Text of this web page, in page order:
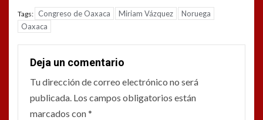
Tags: Congreso de Oaxaca Miriam Vázquez
Noruega
Oaxaca
Deja un comentario
Tu dirección de correo electrónico no será
publicada. Los campos obligatorios están
marcados con*